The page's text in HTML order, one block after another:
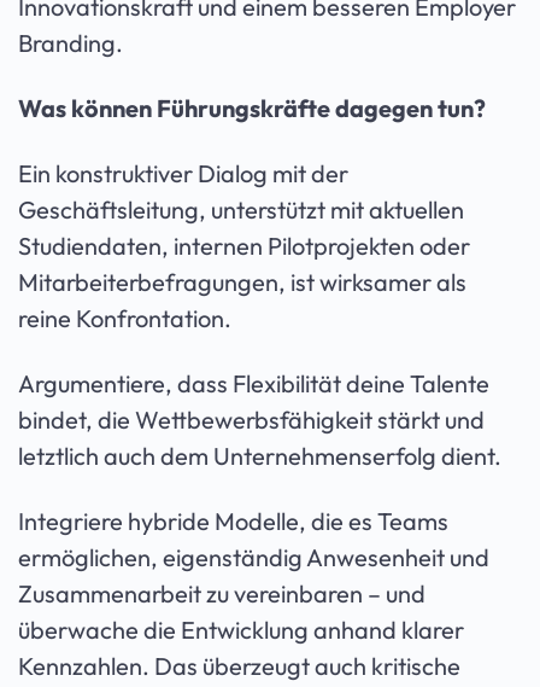
Innovationskraft und einem besseren Employer
Branding.
Was können Führungskräfte dagegen tun?
Ein konstruktiver Dialog mit der
Geschäftsleitung, unterstützt mit aktuellen
Studiendaten, internen Pilotprojekten oder
Mitarbeiterbefragungen, ist wirksamer als
reine Konfrontation.
Argumentiere, dass Flexibilität deine Talente
bindet, die Wettbewerbsfähigkeit stärkt und
letztlich auch dem Unternehmenserfolg dient.
Integriere hybride Modelle, die es Teams
ermöglichen, eigenständig Anwesenheit und
Zusammenarbeit zu vereinbaren – und
überwache die Entwicklung anhand klarer
Kennzahlen. Das überzeugt auch kritische